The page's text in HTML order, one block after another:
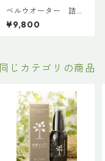
ベルウオーター 詰め
替え用
¥9,800
同じカテゴリの商品